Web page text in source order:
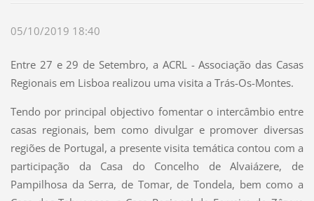
05/10/2019 18:40
Entre 27 e 29 de Setembro, a ACRL - Associação das Casas
Regionais em Lisboa realizou uma visita a Trás-Os-Montes.
Tendo por principal objectivo fomentar o intercâmbio entre
casas regionais, bem como divulgar e promover diversas
regiões de Portugal, a presente visita temática contou com a
participação da Casa do Concelho de Alvaiázere, de
Pampilhosa da Serra, de Tomar, de Tondela, bem como a